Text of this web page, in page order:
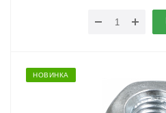
НОВИНКА